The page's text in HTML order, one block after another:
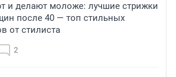
и делают моложе: лучшие стрижки
после 40 — топ стильных
от стилиста
2